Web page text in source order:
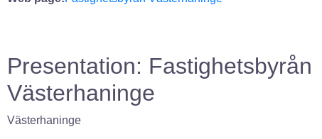
Presentation: Fastighetsbyrån
Västerhaninge
Västerhaninge